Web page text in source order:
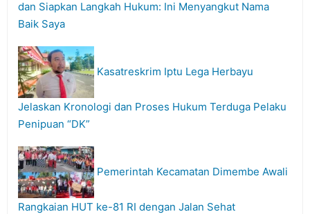
dan Siapkan Langkah Hukum: Ini Menyangkut Nama
Baik Saya
Kasatreskrim Iptu Lega Herbayu
Jelaskan Kronologi dan Proses Hukum Terduga Pelaku
Penipuan “DK”
Pemerintah Kecamatan Dimembe Awali
Rangkaian HUT ke-81 RI dengan Jalan Sehat